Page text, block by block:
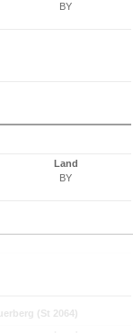
BY
Land
BY
(St 2064)